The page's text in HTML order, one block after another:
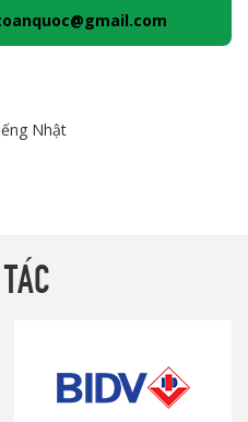
Nhật